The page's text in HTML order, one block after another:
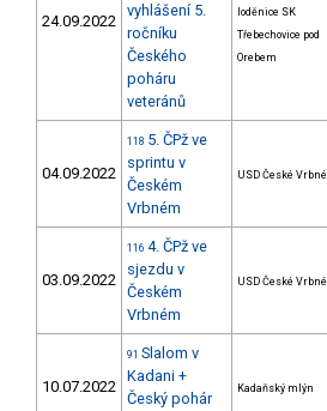
24.09.2022
vyhlášení 5.
ročníku
Českého
poháru
veteránů
loděnice SK
Třebechovice pod
Orebem
04.09.2022
118 5. ČPž ve
sprintu v
Českém
Vrbném
USD České Vrbné
03.09.2022
116 4. ČPž ve
sjezdu v
Českém
Vrbném
USD České Vrbné
10.07.2022
91 Slalom v
Kadani +
Český pohár
Kadaňský mlýn